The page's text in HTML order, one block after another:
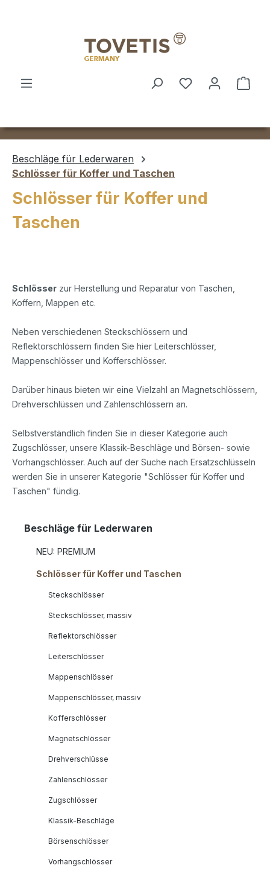
Beschläge für Lederwaren
Schlösser für Koffer und Taschen
Schlösser für Koffer und
Taschen
Schlösser zur Herstellung und Reparatur von Taschen,
Koffern, Mappen etc.
Neben verschiedenen Steckschlössern und
Reflektorschlössern finden Sie hier Leiterschlösser,
Mappenschlösser und Kofferschlösser.
Darüber hinaus bieten wir eine Vielzahl an Magnetschlössern,
Drehverschlüssen und Zahlenschlössern an.
Selbstverständlich finden Sie in dieser Kategorie auch
Zugschlösser, unsere Klassik-Beschläge und Börsen- sowie
Vorhangschlösser. Auch auf der Suche nach Ersatzschlüsseln
werden Sie in unserer Kategorie "Schlösser für Koffer und
Taschen" fündig.
Beschläge für Lederwaren
NEU: PREMIUM
Schlösser für Koffer und Taschen
Steckschlösser
Steckschlösser, massiv
Reflektorschlösser
Leiterschlösser
Mappenschlösser
Mappenschlösser, massiv
Kofferschlösser
Magnetschlösser
Drehverschlüsse
Zahlenschlösser
Zugschlösser
Klassik-Beschläge
Börsenschlösser
Vorhangschlösser